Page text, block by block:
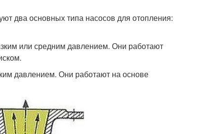
два основных типа насосов для отопления:
или средним давлением. Они работают
давлением. Они работают на основе